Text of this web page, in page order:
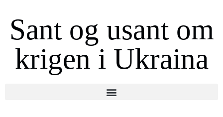
Sant og usant om
krigen i Ukraina